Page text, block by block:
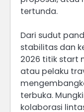
tertunda.
Dari sudut
stabilitas dan
2026 titik start
atau pelaku
terbuka.
kolaborasi